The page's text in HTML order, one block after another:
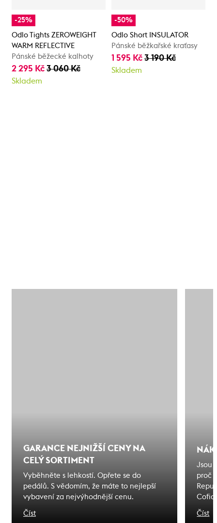
-25%
Odlo Tights ZEROWEIGHT
WARM REFLECTIVE
Pánské běžecké kalhoty
2 295 Kč 3 060 Kč
Skladem
-50%
Odlo Short INSULATOR
Pánské běžkařské kraťasy
1 595 Kč 3 190 Kč
Skladem
GARANCE NEJNIŽŠÍ CENY NA
CELÝ SORTIMENT
Vyběhněte s lehkostí. Opřete se do
pedálů. S vědomím, že máte to nejlepší
vybavení za nejvýhodnější cenu.
Číst
Jsou
proč
na
Číst